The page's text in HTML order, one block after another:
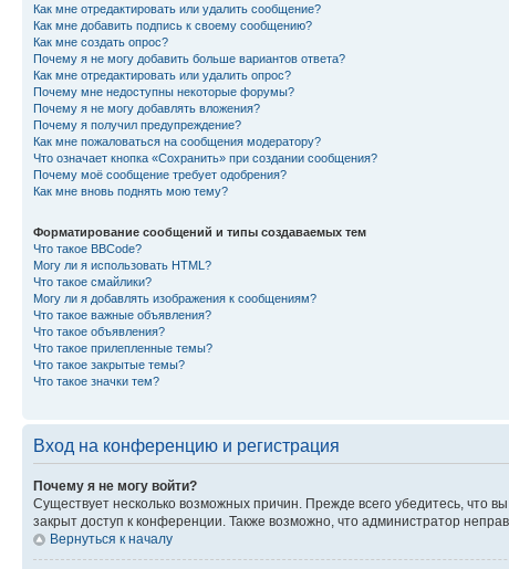
Как мне отредактировать или удалить сообщение?
Как мне добавить подпись к своему сообщению?
Как мне создать опрос?
Почему я не могу добавить больше вариантов ответа?
Как мне отредактировать или удалить опрос?
Почему мне недоступны некоторые форумы?
Почему я не могу добавлять вложения?
Почему я получил предупреждение?
Как мне пожаловаться на сообщения модератору?
Что означает кнопка «Сохранить» при создании сообщения?
Почему моё сообщение требует одобрения?
Как мне вновь поднять мою тему?
Форматирование сообщений и типы создаваемых тем
Что такое BBCode?
Могу ли я использовать HTML?
Что такое смайлики?
Могу ли я добавлять изображения к сообщениям?
Что такое важные объявления?
Что такое объявления?
Что такое прилепленные темы?
Что такое закрытые темы?
Что такое значки тем?
Вход на конференцию и регистрация
Почему я не могу войти?
Существует несколько возможных причин. Прежде всего убедитесь, что
закрыт доступ к конференции. Также возможно, что администратор
Вернуться к началу